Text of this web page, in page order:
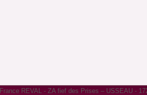
France REVAL - ZA fief des Prises – USSEAU -